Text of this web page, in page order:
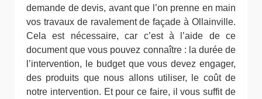
demande de devis, avant que l’on prenne en main
vos travaux de ravalement de façade à Ollainville.
Cela est nécessaire, car c’est à l’aide de ce
document que vous pouvez connaître : la durée de
l’intervention, le budget que vous devez engager,
des produits que nous allons utiliser, le coût de
notre intervention. Et pour ce faire, il vous suffit de